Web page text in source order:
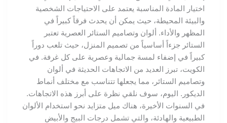
اختيار المادة المناسبة يعتمد على الاحتياجات الشخصية
والبيئة المحيطة، حيث يمكن أن يحدث فرقاً كبيراً في
المظهر والأداء. ألوان وتصاميم الستائر العصرية تعتبر
الستائر جزءاً أساسياً من تصميم المنزل، حيث تلعب دوراً
كبيراً في إضفاء لمسة جمالية وعصرية على كل غرفة. في
الكويت، تبرز العديد من الاتجاهات الحديثة في ألوان
وتصاميم الستائر، مما يجعلها تتناسب مع مختلف أنماط
الديكور. اليوم، سوف نلقي نظرة على أبرز هذه الاتجاهات.
في السنوات الأخيرة، هناك ميل متزايد نحو استخدام الألوان
الطبيعية والهادئة، والتي تشمل درجات البيج والأبيض